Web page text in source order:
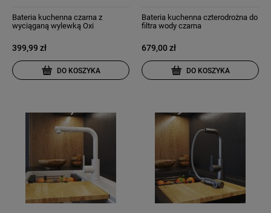
Bateria kuchenna czarna z
wyciąganą wylewką Oxi
399,99 zł
DO KOSZYKA
Bateria kuchenna czterodrożna do
filtra wody czarna
679,00 zł
DO KOSZYKA